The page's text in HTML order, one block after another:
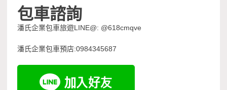
包車諮詢
潘氏企業包車旅遊LINE@: @618cmqve
潘氏企業包車預店:0984345687